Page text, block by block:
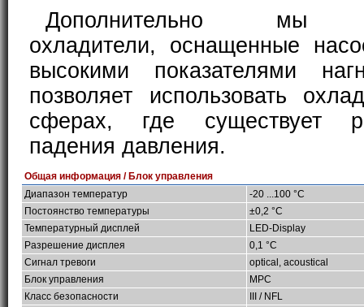
Дополнительно мы
охладители, оснащенные
высокими показателями
позволяет использовать
сферах, где существует
падения давления.
Общая информация / Блок управления
Диапазон температур
-20 ...100 °C
Постоянство температуры
±0,2 °C
Температурный дисплей
LED-Display
Разрешение дисплея
0,1 °C
Сигнал тревоги
optical, acoustical
Блок управления
MPC
Класс безопасности
III / NFL